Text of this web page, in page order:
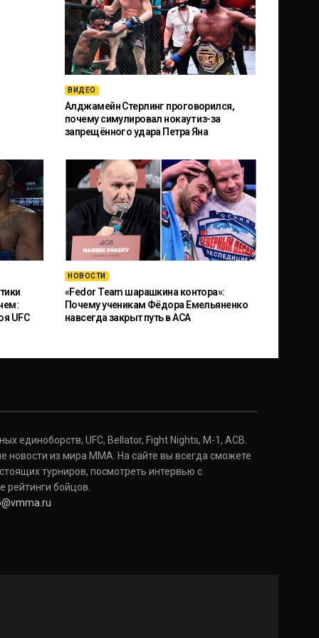
ВИДЕО
Алджамейн Стерлинг проговорился,
почему симулировал нокаут из-за
запрещённого удара Петра Яна
UFC
НОВОСТИ
«Fedor Team шарашкина контора»:
Почему ученикам Фёдора Емельяненко
навсегда закрыт путь в ACA
единоборств, UFC, Bellator, Fight Nights, M-1, ACB.
новости из мира ММА. На сайте вы всегда сможете
турниров, посмотреть интервью с
бойцов.